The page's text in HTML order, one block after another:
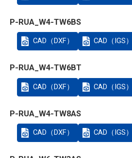
P-RUA_W4-TW6BS
CAD（DXF） CAD（IGS）
P-RUA_W4-TW6BT
CAD（DXF） CAD（IGS）
P-RUA_W4-TW8AS
CAD（DXF） CAD（IGS）